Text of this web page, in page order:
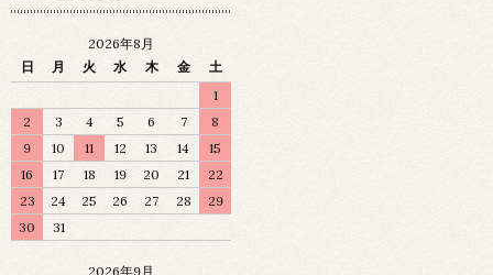
2026年8月
日
月 火 水 木 金
土
1
2
3 4 5 6 7
8
9
10 11 12 13 14
15
16
17 18 19 20 21
22
23
24 25 26 27 28
29
30
31
2026年9月